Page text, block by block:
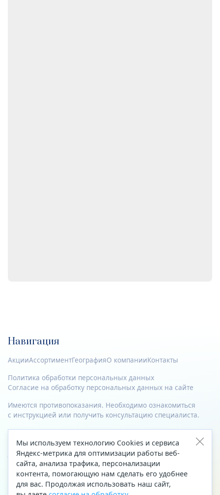
Навигация
АкцииАссортиментГеографияО компанииКонтакты
Политика обработки персональных данных
Согласие на обработку персональных данных на сайте
Имеются противопоказания. Необходимо ознакомиться
с инструкцией или получить консультацию специалиста.
© 2023—2026 Все права защищены.
Адрес
Архангельск, ул. Папанина, д. 19 (вход в здание со стороны
автоцентра «Тойота»)
Мы используем технологию Cookies и сервиса
Яндекс-метрика для оптимизации работы веб-
сайта, анализа трафика, персонализации
контента, помогающую нам сделать его удобнее
для вас. Продолжая использовать наш сайт,